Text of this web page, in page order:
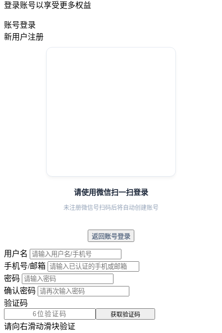
登录账号以享受更多权益
账号登录
新用户注册
请使用微信扫一扫登录
未注册微信号扫码后将自动创建账号
返回账号登录
用户名
手机号/邮箱
密码
确认密码
验证码
获取验证码
请向右滑动滑块验证